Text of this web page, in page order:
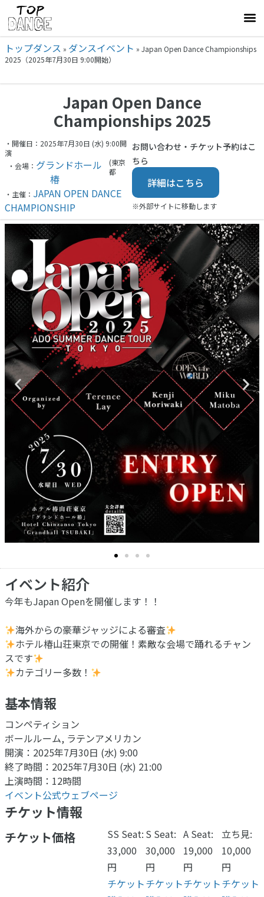
トップダンス » ダンスイベント » Japan Open Dance Championships
2025（2025年7月30日 9:00開始）
Japan Open Dance
Championships 2025
・開催日：2025年7月30日 (水) 9:00開
演
・会場： グランドホール
椿
(東京
都
・主催： JAPAN OPEN DANCE
CHAMPIONSHIP
お問い合わせ・チケット予約はこ
ちら
詳細はこちら
※外部サイトに移動します
イベント紹介
今年もJapan Openを開催します！！
海外からの豪華ジャッジによる審査
ホテル椿山荘東京での開催！素敵な会場で踊れるチャン
スです
カテゴリー多数！
基本情報
コンペティション
ボールルーム, ラテンアメリカン
開演：2025年7月30日 (水) 9:00
終了時間：2025年7月30日 (水) 21:00
上演時間：12時間
イベント公式ウェブページ
チケット情報
チケット価格
SS Seat:
33,000
円
チケット
S Seat:
30,000
円
チケット
A Seat:
19,000
円
チケット
立ち見:
10,000
円
チケット